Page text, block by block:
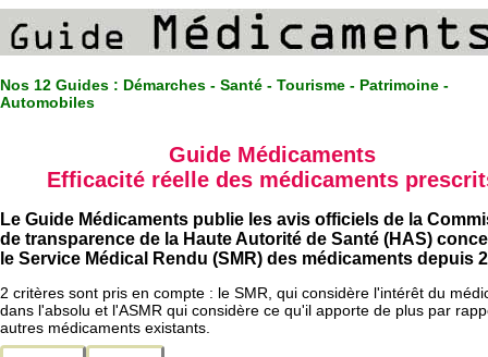
Nos 12 Guides : Démarches - Santé - Tourisme - Patrimoine -
Automobiles
Guide Médicaments
Efficacité réelle des médicaments
Le Guide Médicaments publie les avis officiels de la
de transparence de la Haute Autorité de Santé (HAS)
le Service Médical Rendu (SMR) des médicaments depuis
2 critères sont pris en compte : le SMR, qui considère l'intérêt du
dans l'absolu et l'ASMR qui considère ce qu'il apporte de plus par
autres médicaments existants.